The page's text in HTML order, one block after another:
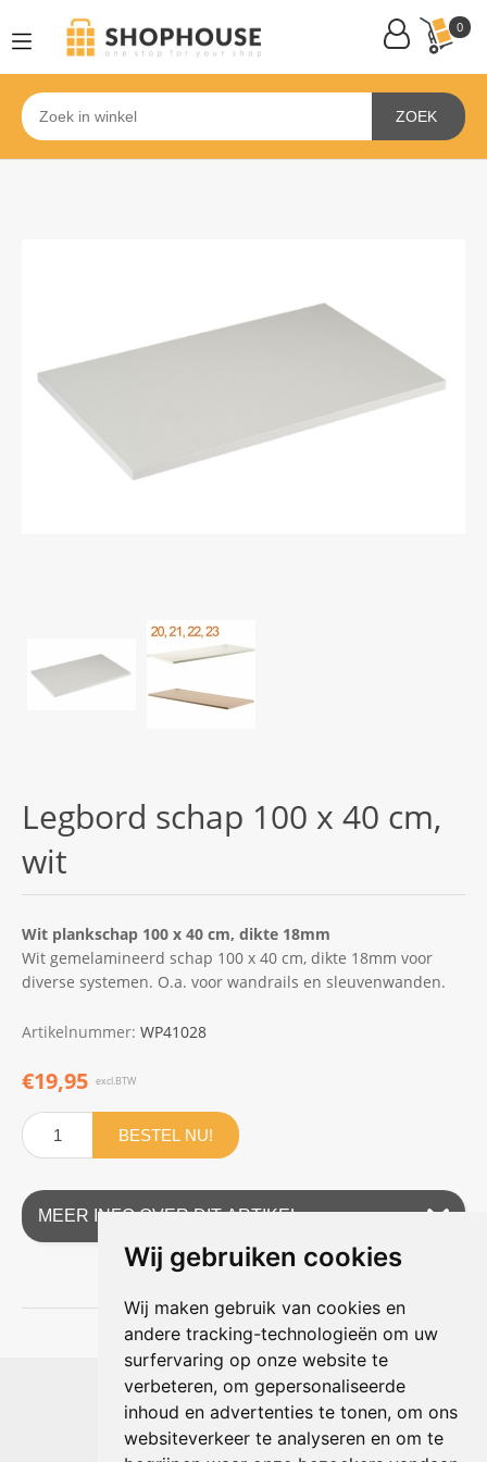
Wij gebruiken cookies
Wij maken gebruik van cookies en
andere tracking-technologieën om uw
surfervaring op onze website te
verbeteren, om gepersonaliseerde
inhoud en advertenties te tonen, om ons
websiteverkeer te analyseren en om te
0
ZOEK
Legbord schap 100 x 40 cm,
wit
Wit plankschap 100 x 40 cm, dikte 18mm
Wit gemelamineerd schap 100 x 40 cm, dikte 18mm voor
diverse systemen. O.a. voor wandrails en sleuvenwanden.
Artikelnummer: WP41028
€19,95 excl.BTW
BESTEL NU!
MEER INFO OVER DIT ARTIKEL
Shophouse online
Max Planckstraat 4
6716 BE Ede, Nederland
Telefoon:+31(0)318 618 121